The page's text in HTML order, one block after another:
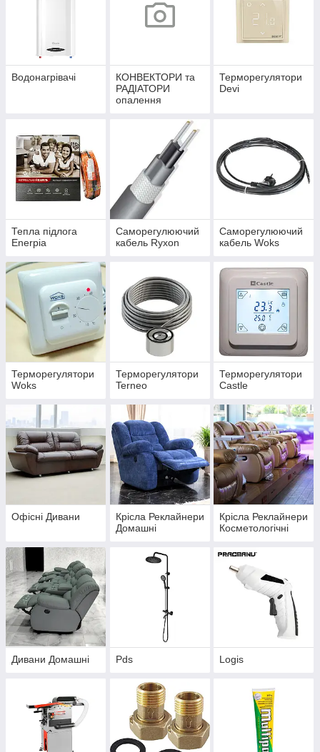
Водонагрівачі
КОНВЕКТОРИ та
РАДІАТОРИ
опалення
Терморегулятори
Devi
Тепла підлога
Enerpia
Саморегулюючий
кабель Ryxon
Саморегулюючий
кабель Woks
Терморегулятори
Woks
Терморегулятори
Terneo
Терморегулятори
Castle
Офісні Дивани
Крісла Реклайнери
Домашні
Крісла Реклайнери
Косметологічні
Дивани Домашні Pds Logis